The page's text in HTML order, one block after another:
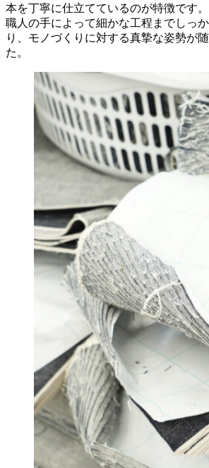
本を丁寧に仕立てているのが特徴です。
職人の手によって細かな工程までしっ
り、モノづくりに対する真摯な姿勢が
た。